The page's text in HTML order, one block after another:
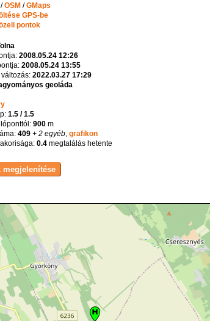
OSM/GMaps
GPS-be
pontok
2008.05.24 12:26
2008.05.24 13:55
2022.03.27 17:29
geoláda
1.5 / 1.5
900m
409+ 2 egyéb, grafikon
0.4megtalálás hetente